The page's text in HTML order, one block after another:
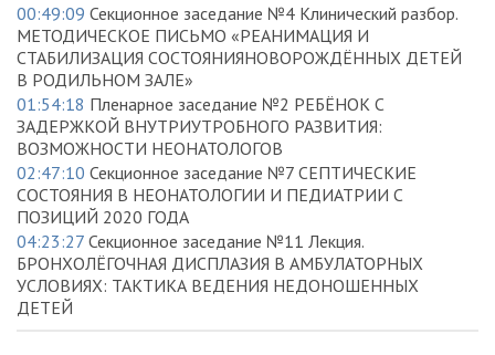
00:49:09 Секционное заседание №4 Клинический разбор.
МЕТОДИЧЕСКОЕ ПИСЬМО «РЕАНИМАЦИЯ И
СТАБИЛИЗАЦИЯ СОСТОЯНИЯНОВОРОЖДЁННЫХ ДЕТЕЙ
В РОДИЛЬНОМ ЗАЛЕ»
01:54:18 Пленарное заседание №2 РЕБЁНОК С
ЗАДЕРЖКОЙ ВНУТРИУТРОБНОГО РАЗВИТИЯ:
ВОЗМОЖНОСТИ НЕОНАТОЛОГОВ
02:47:10 Секционное заседание №7 СЕПТИЧЕСКИЕ
СОСТОЯНИЯ В НЕОНАТОЛОГИИ И ПЕДИАТРИИ С
ПОЗИЦИЙ 2020 ГОДА
04:23:27 Секционное заседание №11 Лекция.
БРОНХОЛЁГОЧНАЯ ДИСПЛАЗИЯ В АМБУЛАТОРНЫХ
УСЛОВИЯХ: ТАКТИКА ВЕДЕНИЯ НЕДОНОШЕННЫХ
ДЕТЕЙ